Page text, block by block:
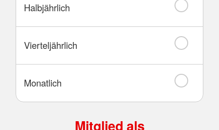
Halbjährlich
Vierteljährlich
Monatlich
Mitglied als